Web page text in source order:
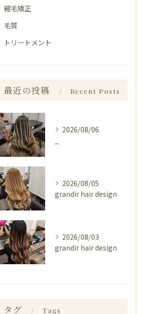
縮毛矯正
毛質
トリートメント
最近の投稿 Recent Posts
2026/08/06
2026/08/05
grandir hair design
2026/08/03
grandir hair design
タグ Tags